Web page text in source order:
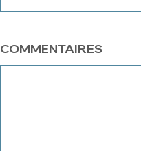
COMMENTAIRES